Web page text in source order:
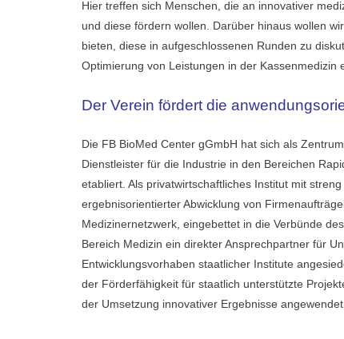
Hier treffen sich Menschen, die an innovativer
und diese fördern wollen. Darüber hinaus wollen
bieten, diese in aufgeschlossenen Runden zu
Optimierung von Leistungen in der Kassenmedizin
Der Verein fördert die
Die FB BioMed Center gGmbH hat sich als
Dienstleister für die Industrie in den Bereichen
etabliert. Als privatwirtschaftliches Institut mit
ergebnisorientierter Abwicklung von
Medizinernetzwerk, eingebettet in die Verbünde
Bereich Medizin ein direkter Ansprechpartner für
Entwicklungsvorhaben staatlicher Institute
der Förderfähigkeit für staatlich unterstützte
der Umsetzung innovativer Ergebnisse angewendet